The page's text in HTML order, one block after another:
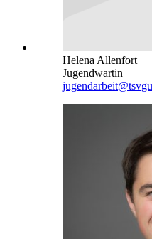
Helena Allenfort
Jugendwartin